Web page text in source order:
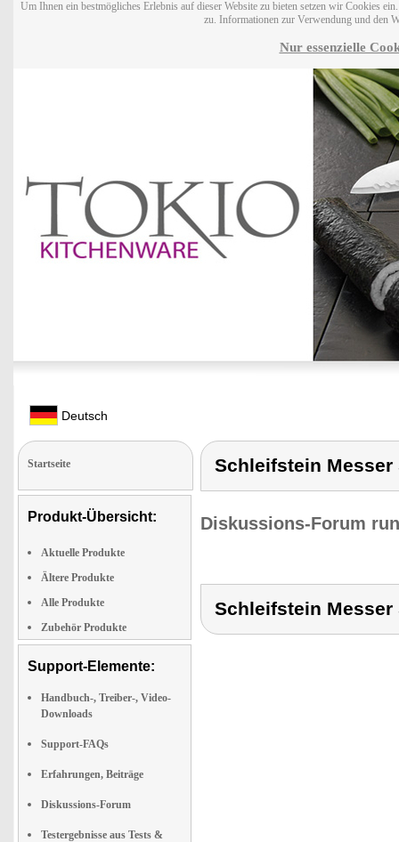
Um Ihnen ein bestmögliches Erlebnis auf dieser Website zu bieten setzen wir Cookies
zu. Informationen zur Verwendung und den
Nur essenzielle
Deutsch
Startseite
Produkt-Übersicht:
Aktuelle Produkte
Ältere Produkte
Alle Produkte
Zubehör Produkte
Support-Elemente:
Handbuch-, Treiber-, Video-
Downloads
Support-FAQs
Erfahrungen, Beiträge
Diskussions-Forum
Testergebnisse aus Tests &
Schleifstein Messer
Diskussions-Forum
Schleifstein Messer